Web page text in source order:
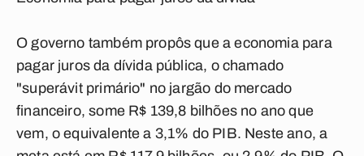
O governo também propôs que a economia para
pagar juros da dívida pública, o chamado
"superávit primário" no jargão do mercado
financeiro, some R$ 139,8 bilhões no ano que
vem, o equivalente a 3,1% do PIB. Neste ano, a